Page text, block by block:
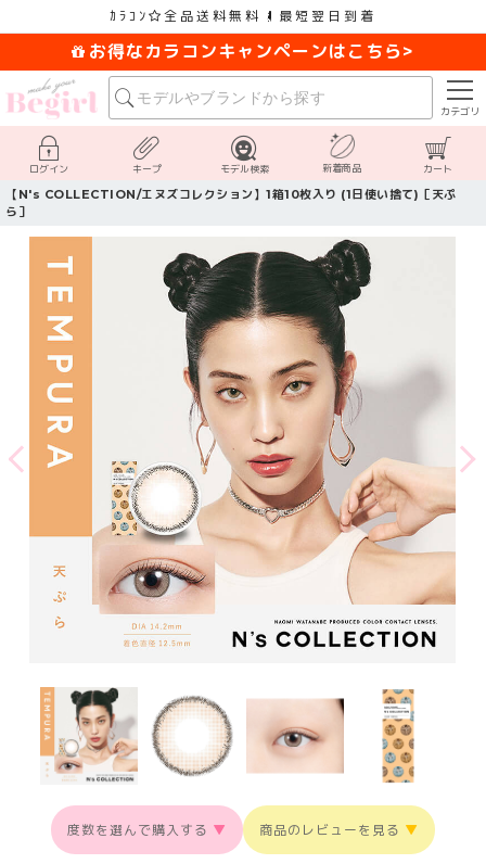
ｶﾗｺﾝ 全品送料無料 最短翌日到着
お得なカラコンキャンペーンはこちら>
カテゴリ
ログイン キープ モデル検索 新着商品 カート
【N's COLLECTION/エヌズコレクション】1箱10枚入り (1日使い捨て)［天ぷ
ら］
度数を選んで購入する ▼ 商品のレビューを見る ▼